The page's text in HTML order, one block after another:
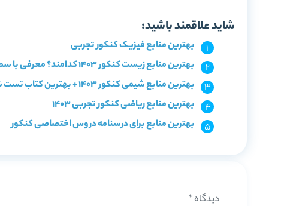
شاید علاقمند باشید:
بهترین منابع فیزیک کنکور تجربی
بهترین منابع زیست کنکور 1403 کدامند؟ معرفی با سطح بندی
بهترین منابع شیمی کنکور 1403 + بهترین کتاب تست شیمی
بهترین منابع ریاضی کنکور تجربی 1403
بهترین منابع برای درسنامه دروس اختصاصی کنکور
دیدگاه *